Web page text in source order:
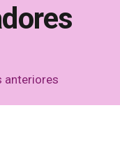
anteriores